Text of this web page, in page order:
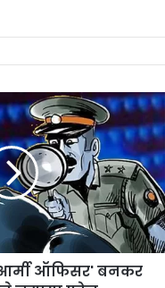
ऑफिसर' बनकर